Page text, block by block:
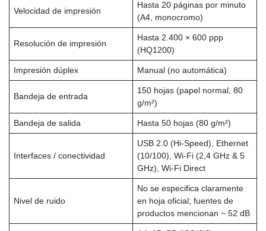
Velocidad de impresión
Hasta 20 páginas por minuto
(A4, monocromo)
Resolución de impresión
Hasta 2.400 × 600 ppp
(HQ1200)
Impresión dúplex Manual (no automática)
Bandeja de entrada
150 hojas (papel normal, 80
g/m²)
Bandeja de salida Hasta 50 hojas (80 g/m²)
Interfaces / conectividad
USB 2.0 (Hi-Speed), Ethernet
(10/100), Wi-Fi (2,4 GHz & 5
GHz), Wi-Fi Direct
Nivel de ruido
No se especifica claramente
en hoja oficial; fuentes de
productos mencionan ~ 52 dB